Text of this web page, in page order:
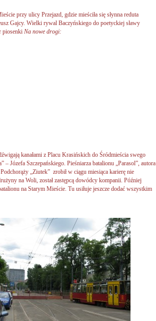
przy ulicy Przejazd, gdzie mieściła się słynna reduta
Gajcy. Wielki rywal Baczyńskiego do poetyckiej sławy
piosenki Na nowe drogi:
kanałami z Placu Krasińskich do Śródmieścia swego
– Józefa Szczepańskiego. Pieśniarza batalionu „Parasol”, autora
Podchorąży „Ziutek” zrobił w ciągu miesiąca karierę nie
na Woli, został zastępcą dowódcy kompanii. Później
na Starym Mieście. Tu usiłuje jeszcze dodać wszystkim